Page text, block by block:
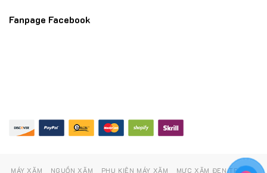
Fanpage Facebook
MÁY XĂM NGUỒN XĂM PHỤ KIỆN MÁY XĂM MỰC XĂM ĐEN TRẮNG